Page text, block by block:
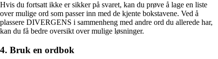
Hvis du fortsatt ikke er sikker på svaret, kan du prøve å lage en liste
over mulige ord som passer inn med de kjente bokstavene. Ved å
plassere DIVERGENS i sammenheng med andre ord du allerede har,
kan du få bedre oversikt over mulige løsninger.
4. Bruk en ordbok